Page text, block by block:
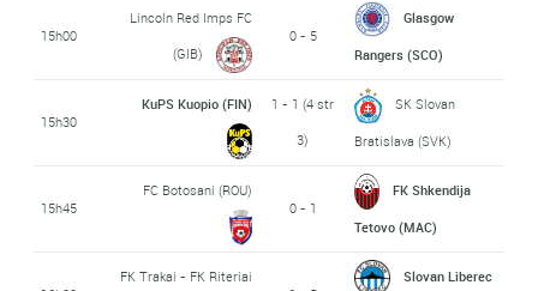
15h00
Lincoln Red Imps FC
(GIB)
0 - 5
Glasgow
Rangers (SCO)
15h30
KuPS Kuopio (FIN)
1 - 1 (4 str
3)
SK Slovan
Bratislava (SVK)
15h45
FC Botosani (ROU)
0 - 1
FK Shkendija
Tetovo (MAC)
FK Trakai - FK Riteriai
Slovan Liberec